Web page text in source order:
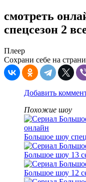
смотреть
спецсезон 2
Плеер
Сохрани себе на
Добавить
Похожие шоу
Большое шоу
Большое шоу 13
Большое шоу 12